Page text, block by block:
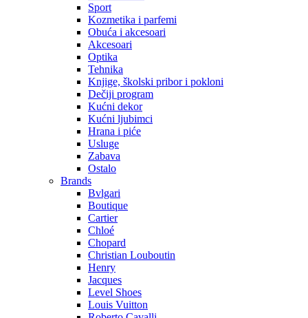
Sport
Kozmetika i parfemi
Obuća i akcesoari
Akcesoari
Optika
Tehnika
Knjige, školski pribor i pokloni
Dečiji program
Kućni dekor
Kućni ljubimci
Hrana i piće
Usluge
Zabava
Ostalo
Brands
Bvlgari
Boutique
Cartier
Chloé
Chopard
Christian Louboutin
Henry
Jacques
Level Shoes
Louis Vuitton